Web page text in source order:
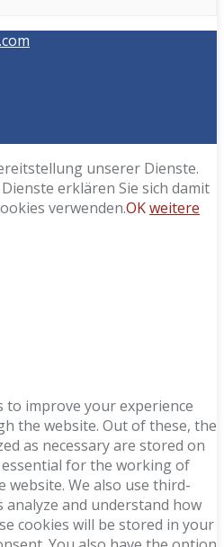
unserer Dienste.
erklären Sie sich damit
verwenden.OKweitere
to improve your experience
the website. Out of these, the
as necessary are stored on
for the working of
We also use third-
and understand how
cookies will be stored in your